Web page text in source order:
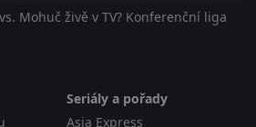
Mohuč živě v TV? Konferenční liga
Seriály a pořady
Asia Express